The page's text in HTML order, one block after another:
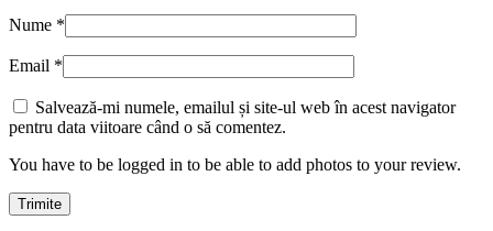
Nume *
Email *
Salvează-mi numele, emailul și site-ul web în acest navigator
pentru data viitoare când o să comentez.
You have to be logged in to be able to add photos to your review.